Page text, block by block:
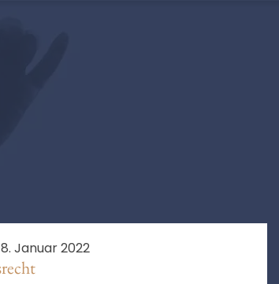
Januar 2022